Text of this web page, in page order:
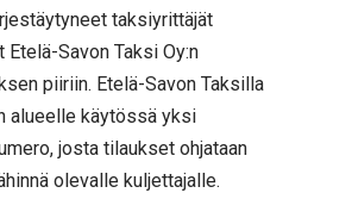
taksiyrittäjät
Etelä-Savon Taksi Oy:n
piiriin. Etelä-Savon Taksilla
alueelle käytössä yksi
josta tilaukset ohjataan
olevalle kuljettajalle.